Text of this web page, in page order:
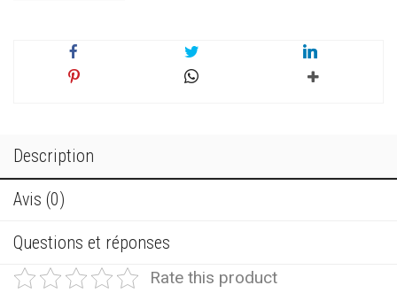
Description
Avis (0)
Questions et réponses
Rate this product